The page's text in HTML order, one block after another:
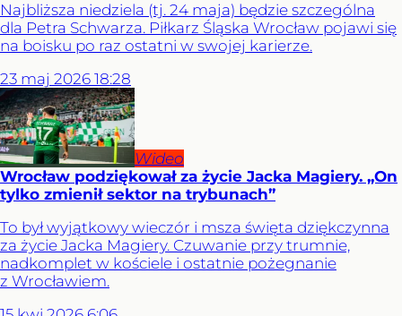
Najbliższa niedziela (tj. 24 maja) będzie szczególna
dla Petra Schwarza. Piłkarz Śląska Wrocław pojawi się
na boisku po raz ostatni w swojej karierze.
23 maj 2026 18:28
Wideo
Wrocław podziękował za życie Jacka Magiery. „On
tylko zmienił sektor na trybunach”
To był wyjątkowy wieczór i msza święta dziękczynna
za życie Jacka Magiery. Czuwanie przy trumnie,
nadkomplet w kościele i ostatnie pożegnanie
z Wrocławiem.